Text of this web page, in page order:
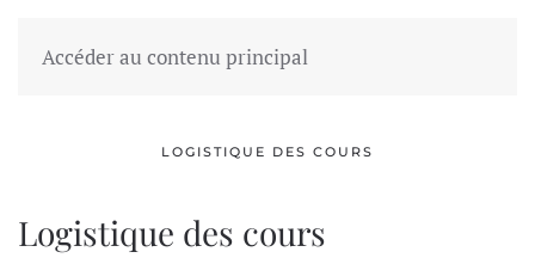
Accéder au contenu principal
LOGISTIQUE DES COURS
Logistique des cours